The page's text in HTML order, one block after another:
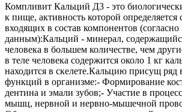
Компливит Кальций Д3 - это
к пище, активность которой определяется
входящих в состав компонентов
данным):Кальций - минерал,
человека в большем количестве, чем
в теле человека содержится около 1 кг
находится в скелете.Кальцию присущ
функций в организме:- Формирование
дентина и эмали зубов;- Участие в
мышц, нервной и нервно-мышечной